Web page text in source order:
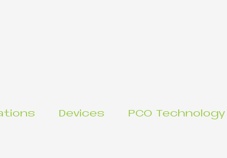
Devices PCO Technology